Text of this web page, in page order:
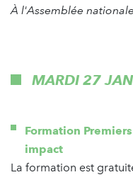
À l'Assemblée
MARDI 27
Formation
impact
La formation est